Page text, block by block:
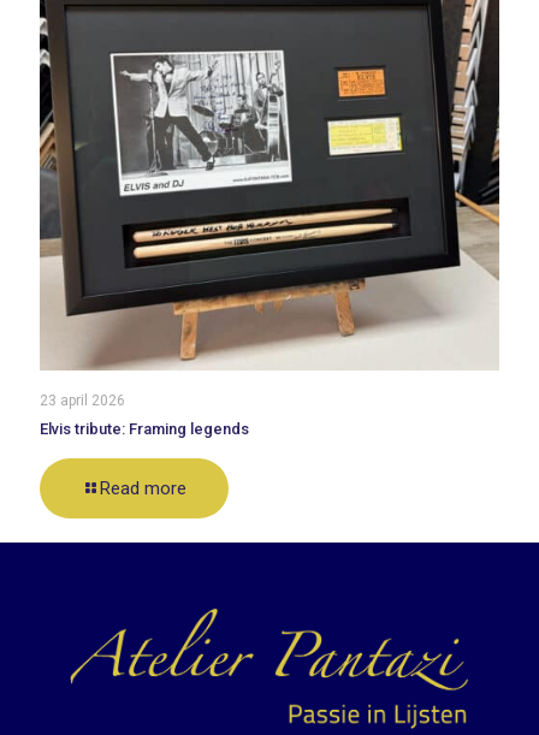
23 april 2026
Elvis tribute: Framing legends
Read more